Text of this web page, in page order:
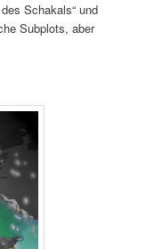
Schakals“ und
Subplots, aber